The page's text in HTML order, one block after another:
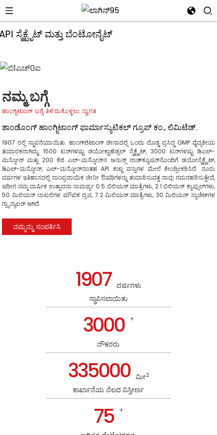
ನಮ್ಮ ಬಗ್ಗೆ
ಹಾಂಗ್ಜಿಟಾಂಗ್ ಬಗ್ಗೆ ತಿಳಿದುಕೊಳ್ಳಲು ಸ್ವಾಗತ
ಶಾಂಡೊಂಗ್ ಹಾಂಗ್ಜಿಟಾಂಗ್ ಫಾರ್ಮಾಸ್ಯುಟಿಕಲ್ ಗ್ರೂಪ್ ಕಂ., ಲಿಮಿಟೆಡ್.
1907 ರಲ್ಲಿ ಸ್ಥಾಪನೆಯಾಯಿತು. ಹಾಂಗ್‌ಜಿಟಾಂಗ್ ಚೀನಾದಲ್ಲಿ ಒಂದು ದೊಡ್ಡ ಪ್ರಸಿದ್ಧ GMP ವೈದ್ಯಕೀಯ
ತಯಾರಕರಾಗಿದ್ದು, 1500 ಟನ್‌ಗಳಷ್ಟು ಡಯೋಕ್ಟಾಹೆಡ್ರಲ್ ಸ್ಮೆಕ್ಟೈಟ್, 3000 ಟನ್‌ಗಳಷ್ಟು ಡಿಎಲ್-
ಮಸ್ಕೋನ್ ಮತ್ತು 200 ಕೆಜಿ ಎಲ್-ಮಸ್ಕೋನ್‌ನ ಅನುನ್ಲ್ ರಾಡ್‌ಕ್ಯೂಷನ್‌ನೊಂದಿಗೆ ಡಯೋಸ್ಮೆಕ್ಟೈಟ್,
ಡಿಎಲ್-ಮಸ್ಕೋನ್, ಎಲ್-ಮಸ್ಕೋನ್‌ನಂತಹ API ಕಚ್ಚಾ ವಸ್ತುಗಳ ಮೇಲೆ ಕೇಂದ್ರೀಕರಿಸಿದೆ. ನೂರು
ವರ್ಷಗಳ ಇತಿಹಾಸದಲ್ಲಿ ಸಾಂಪ್ರದಾಯಿಕ ಚೀನೀ ಔಷಧಿಗಳನ್ನು ತಯಾರಿಸುವತ್ತ ನಾವು ಗಮನಹರಿಸುತ್ತೇವೆ,
ಇದೀಗ ನಮ್ಮ ವಾರ್ಷಿಕ ಉತ್ಪಾದನಾ ಸಾಮರ್ಥ್ಯ 0.5 ಬಿಲಿಯನ್ ಮಾತ್ರೆಗಳು, 2.1 ಬಿಲಿಯನ್ ಕ್ಯಾಪ್ಸುಲ್‌ಗಳು,
50 ಮಿಲಿಯನ್ ಬಾಟಲಿಗಳ ಮೌಖಿಕ ದ್ರವ, 7.2 ಮಿಲಿಯನ್ ಮಾತ್ರೆಗಳು, 30 ಮಿಲಿಯನ್ ಸ್ಯಾಚೆಟ್‌ಗಳ
ಗ್ರ್ಯಾನ್ಯುಲರ್ ಆಗಿದೆ.
ನಮ್ಮನ್ನು ಸಂಪರ್ಕಿಸಿ
1907 ವರ್ಷಗಳು
ಸ್ಥಾಪಿಸಲಾಯಿತು
3000 +
ನೌಕರರು
335000 ಮೀ2
ಕಾರ್ಖಾನೆಯ ನೆಲದ ವಿಸ್ತೀರ್ಣ
75 +